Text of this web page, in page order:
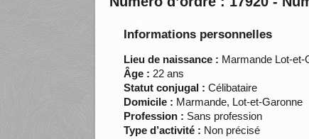
Informations personnelles
Lieu de naissance : Marmande Lot-et-
Âge : 22 ans
Statut conjugal : Célibataire
Domicile : Marmande, Lot-et-Garonne
Profession : Sans profession
Type d’activité : Non précisé